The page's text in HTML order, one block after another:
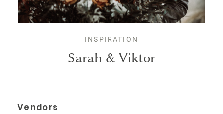
INSPIRATION
Sarah & Viktor
Vendors